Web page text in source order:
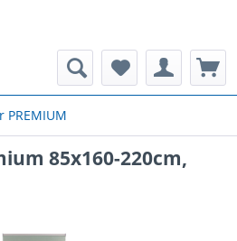
PREMIUM
85x160-220cm,